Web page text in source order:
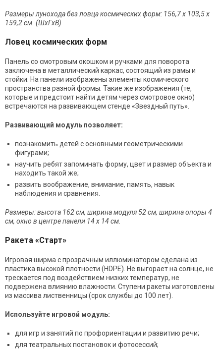
Размеры лунохода без ловца космических форм: 156,7 х 103,5 х
159,2 см. (ШхГхВ)
Ловец космических форм
Панель со смотровым окошком и ручками для поворота
заключена в металлический каркас, состоящий из рамы и
стойки. На панели изображены элементы космического
пространства разной формы. Такие же изображения (те,
которые и предстоит найти детям через смотровое окно)
встречаются на развивающем стенде «Звездный путь».
Развивающий модуль позволяет:
познакомить детей с основными геометрическими
фигурами;
научить ребят запоминать форму, цвет и размер объекта и
находить такой же;
развить воображение, внимание, память, навык
наблюдения и сравнения.
Размеры: высота 162 см, ширина модуля 52 см, ширина опоры 4
см, окно в центре панели 14 х 14 см.
Ракета «Старт»
Игровая ширма с прозрачным иллюминатором сделана из
пластика высокой плотности (HDPE). Не выгорает на солнце, не
трескается под воздействием низких температур, не
подвержена влиянию влажности. Ступени ракеты изготовлены
из массива лиственницы (срок службы до 100 лет).
Используйте игровой модуль:
для игр и занятий по профориентации и развитию речи;
для театральных постановок и фотосессий;